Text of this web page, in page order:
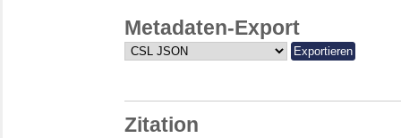
Metadaten-Export
Zitation